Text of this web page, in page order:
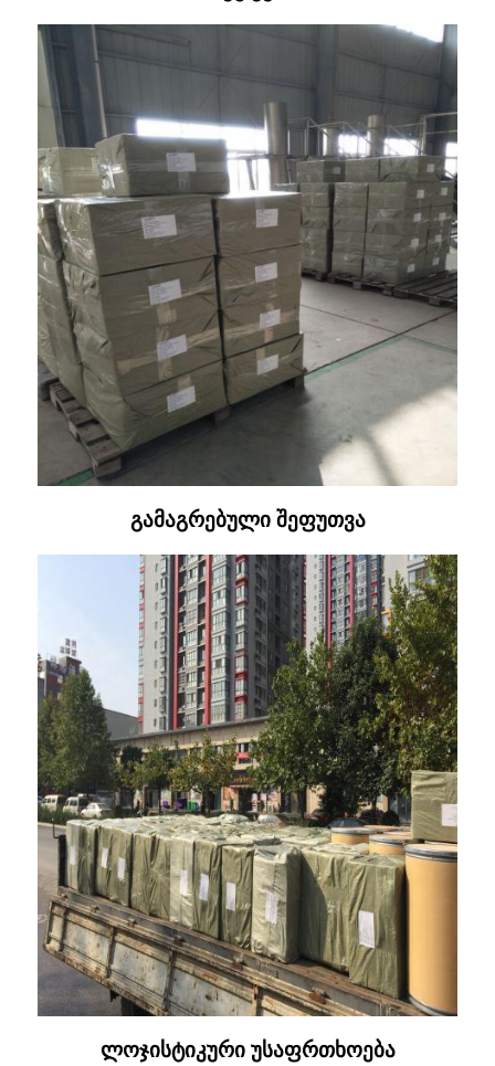
გამაგრებული შეფუთვა
ლოჯისტიკური უსაფრთხოება